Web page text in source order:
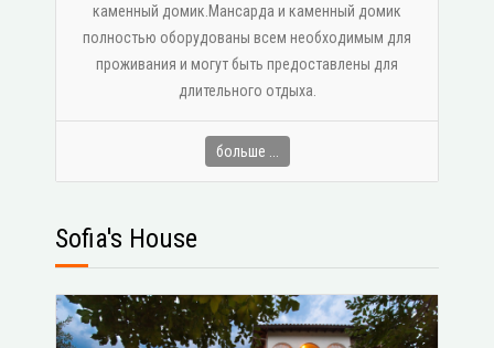
каменный домик.Мансарда и каменный домик
полностью оборудованы всем необходимым для
проживания и могут быть предоставлены для
длительного отдыха.
больше ...
Sofia's House